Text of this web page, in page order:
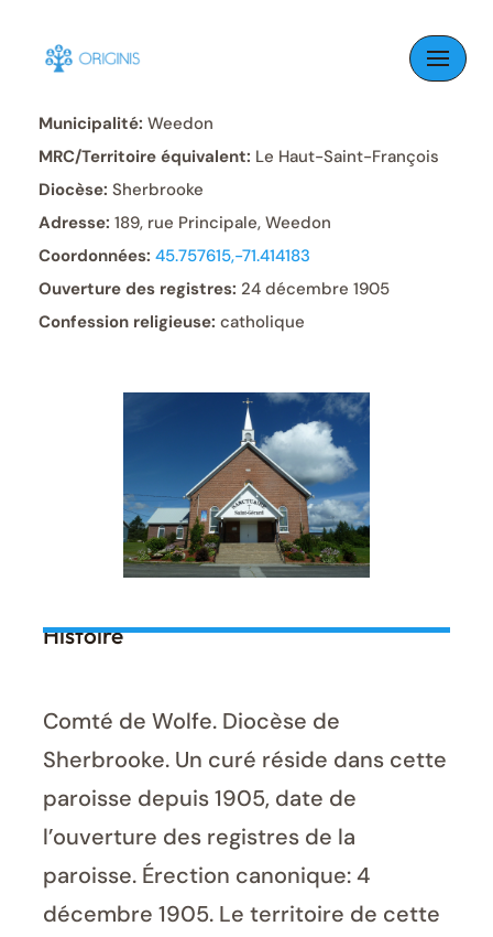
Skip
content
Municipalité: Weedon
MRC/Territoire équivalent: Le Haut-Saint-François
Diocèse: Sherbrooke
Adresse: 189, rue Principale, Weedon
Coordonnées: 45.757615,-71.414183
Ouverture des registres: 24 décembre 1905
Confession religieuse: catholique
Histoire
Comté de Wolfe. Diocèse de
Sherbrooke. Un curé réside dans cette
paroisse depuis 1905, date de
l’ouverture des registres de la
paroisse. Érection canonique: 4
décembre 1905. Le territoire de cette